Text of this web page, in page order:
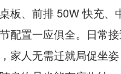
板、前排 50W 快充、
配置一应俱全。日常接
家人无需迁就局促坐姿